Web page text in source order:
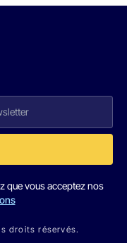
que vous acceptez nos
droits réservés.